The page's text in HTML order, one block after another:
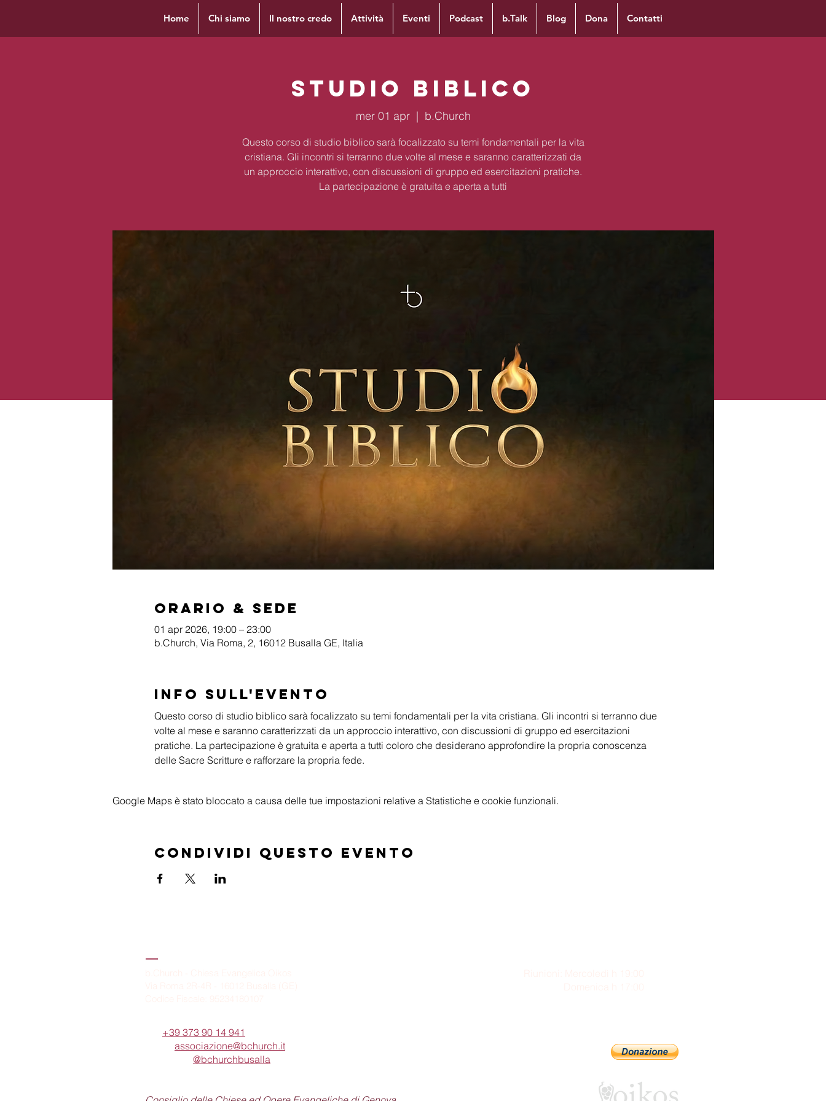
Home Chi siamo Il nostro credo Attività Eventi Podcast b.Talk Blog Dona Contatti
Studio Biblico
mer 01 apr
  |
b.Church
Questo corso di studio biblico sarà focalizzato su temi fondamentali per la vita
cristiana. Gli incontri si terranno due volte al mese e saranno caratterizzati da
un approccio interattivo, con discussioni di gruppo ed esercitazioni pratiche.
La partecipazione è gratuita e aperta a tutti
Orario & Sede
01 apr 2026, 19:00 – 23:00
b.Church, Via Roma, 2, 16012 Busalla GE, Italia
Info sull'evento
Questo corso di studio biblico sarà focalizzato su temi fondamentali per la vita cristiana. Gli incontri si terranno due
volte al mese e saranno caratterizzati da un approccio interattivo, con discussioni di gruppo ed esercitazioni
pratiche. La partecipazione è gratuita e aperta a tutti coloro che desiderano approfondire la propria conoscenza
delle Sacre Scritture e rafforzare la propria fede.
Google Maps è stato bloccato a causa delle tue impostazioni relative a Statistiche e cookie funzionali.
Condividi questo evento
+39 373 90 14 941
associazione@bchurch.it
@bchurchbusalla